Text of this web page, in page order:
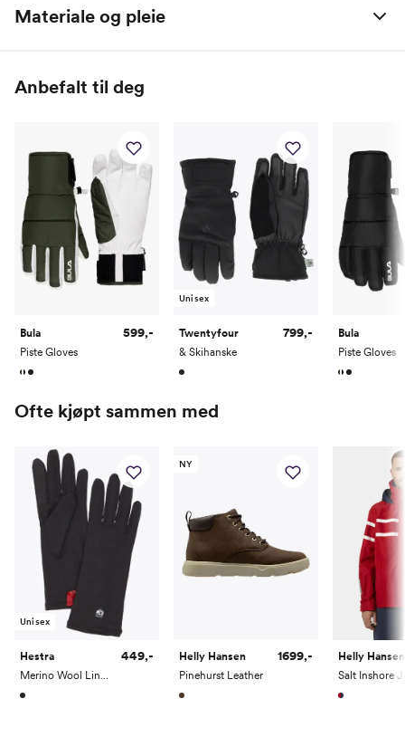
Materiale og pleie
Anbefalt til deg
Bula
Piste Gloves
599,-
Unisex
Twentyfour
& Skihanske
799,-
Bula
Piste Gloves
Ofte kjøpt sammen med
Unisex
Hestra
Merino Wool Liner Long- 5 finger
449,-
NY
Helly Hansen
Pinehurst Leather
1699,- Helly Hansen